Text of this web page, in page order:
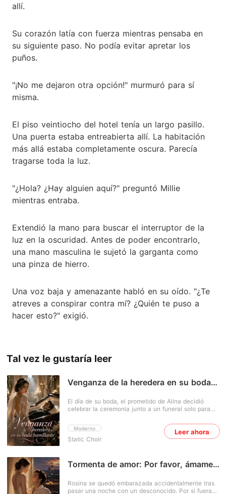
allí.
Su corazón latía con fuerza mientras pensaba en
su siguiente paso. No podía evitar apretar los
puños.
"¡No me dejaron otra opción!" murmuró para sí
misma.
El piso veintiocho del hotel tenía un largo pasillo.
Una puerta estaba entreabierta allí. La habitación
más allá estaba completamente oscura. Parecía
tragarse toda la luz.
"¿Hola? ¿Hay alguien aquí?" preguntó Millie
mientras entraba.
Extendió la mano para buscar el interruptor de la
luz en la oscuridad. Antes de poder encontrarlo,
una mano masculina le sujetó la garganta como
una pinza de hierro.
Una voz baja y amenazante habló en su oído. "¿Te
atreves a conspirar contra mí? ¿Quién te puso a
hacer esto?" exigió.
Tal vez le gustaría leer
Venganza de la heredera en su boda
Moderno
Static Choir
El día de su boda, el prometido de Alina decidió
celebrar la ceremonia junto a un funeral solo para
novio en el acto y se casó con un hombre al borde
de la muerte. Ella era la hija de una sirvienta que
había luchado toda su vida por sobrevivir. Él, el
matrimonio condenado al fracaso y esperaron verlos
caer en la miseria. Pero Alina pronto reveló un brillo
maestra joyera, genio de las finanzas y prodigio de
la medicina. Y lo más importante: ella era la
Leer ahora
Tormenta de amor: Por favor, ámame
Rosina se quedó embarazada accidentalmente tras
pasar una noche con un desconocido. Por si fuera